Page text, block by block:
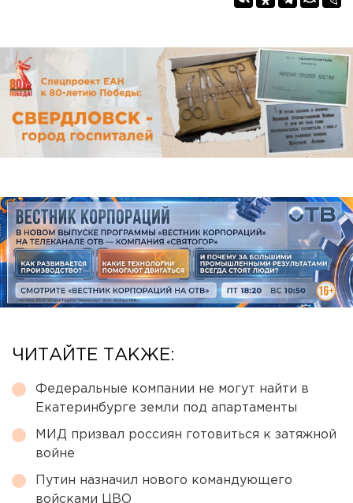
ЧИТАЙТЕ ТАКЖЕ:
Федеральные компании не могут найти в
Екатеринбурге земли под апартаменты
МИД призвал россиян готовиться к затяжной
войне
Путин назначил нового командующего
войсками ЦВО